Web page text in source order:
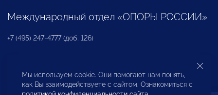
Международный отдел «ОПОРЫ РОССИИ»
+7 (495) 247-4777 (доб. 126)
Бюро по защите прав предпринимателей и
инвесторов
Мы используем cookie. Они помогают нам понять,
как Вы взаимодействуете с сайтом. Ознакомиться с